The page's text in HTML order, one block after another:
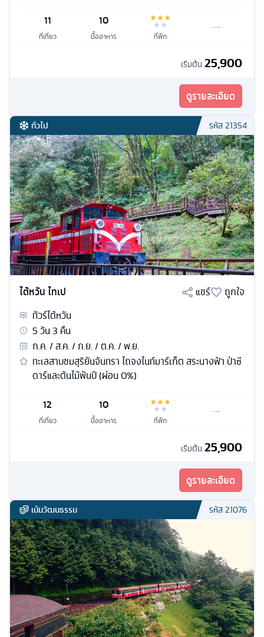
11
ที่เที่ยว
10
มื้ออาหาร ที่พัก
เริ่มต้น 25,900
ดูรายละเอียด
ทั่วไป รหัส21354
ไต้หวัน ไทเป แชร์
ถูกใจ
ทัวร์ไต้หวัน
5วัน3 คืน
ก.ค. / ส.ค. / ก.ย. / ต.ค. / พ.ย.
ทะเลสาบชมสุริยันจันทรา ไถจงไนท์มาร์เก็ต สระนางฟ้า ป่าซี
ดาร์และต้นไม้พันปี (ผ่อน 0%)
12
ที่เที่ยว
10
มื้ออาหาร ที่พัก
เริ่มต้น 25,900
ดูรายละเอียด
เน้นวัฒนธรรม รหัส21076